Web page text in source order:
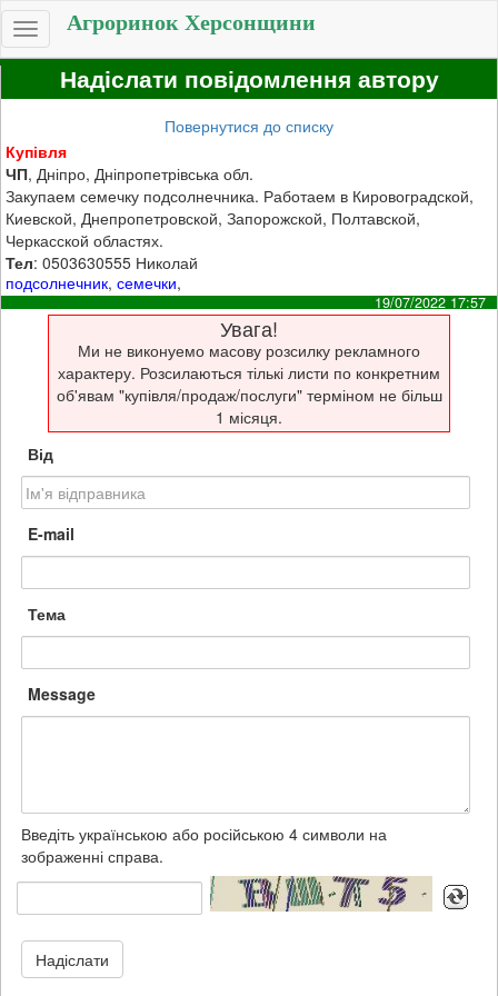
Toggle
navigation
Агроринок Херсонщини
Надіслати повідомлення автору
Повернутися до списку
Купівля
ЧП, Дніпро, Дніпропетрівська обл.
Закупаем семечку подсолнечника. Работаем в Кировоградской,
Киевской, Днепропетровской, Запорожской, Полтавской,
Черкасской областях.
Тел: 0503630555 Николай
подсолнечник,семечки,
19/07/2022 17:57
Увага!
Ми не виконуемо масову розсилку рекламного
характеру. Розсилаються тількі листи по конкретним
об'явам "купівля/продаж/послуги" терміном не більш
1 місяця.
Від
E-mail
Тема
Message
Введіть українською або російською 4 символи на
зображенні справа.
Надіслати